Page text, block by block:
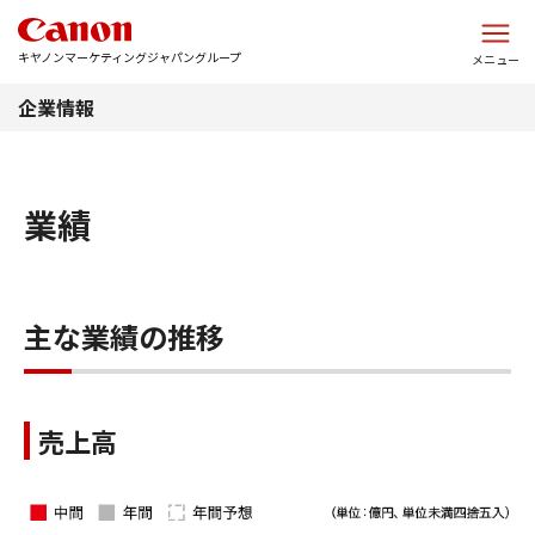
キヤノンマーケティングジャパングループ メニュー
企業情報
業績
主な業績の推移
売上高